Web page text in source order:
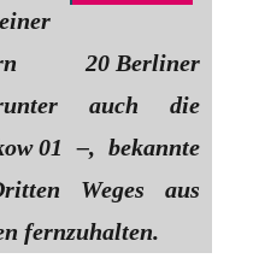
20 Berliner
auch die
01 –, bekannte
Weges aus
fernzuhalten.